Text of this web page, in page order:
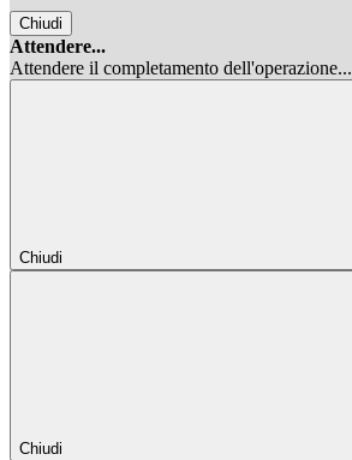
Chiudi
Attendere...
Attendere il completamento dell'operazione...
Chiudi
Chiudi